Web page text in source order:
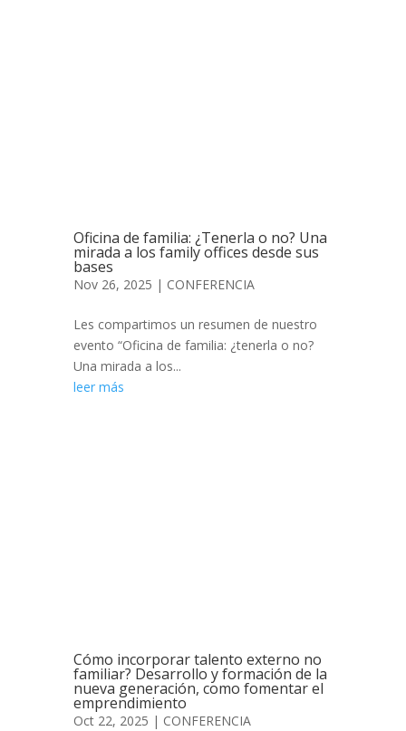
Oficina de familia: ¿Tenerla o no? Una
mirada a los family offices desde sus
bases
Nov 26, 2025 | CONFERENCIA
Les compartimos un resumen de nuestro
evento “Oficina de familia: ¿tenerla o no?
Una mirada a los...
leer más
Cómo incorporar talento externo no
familiar? Desarrollo y formación de la
nueva generación, como fomentar el
emprendimiento
Oct 22, 2025 | CONFERENCIA